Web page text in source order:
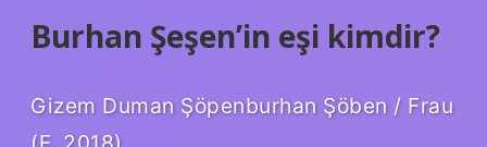
Burhan Şeşen’in eşi kimdir?
Gizem Duman Şöpenburhan Şöben / Frau